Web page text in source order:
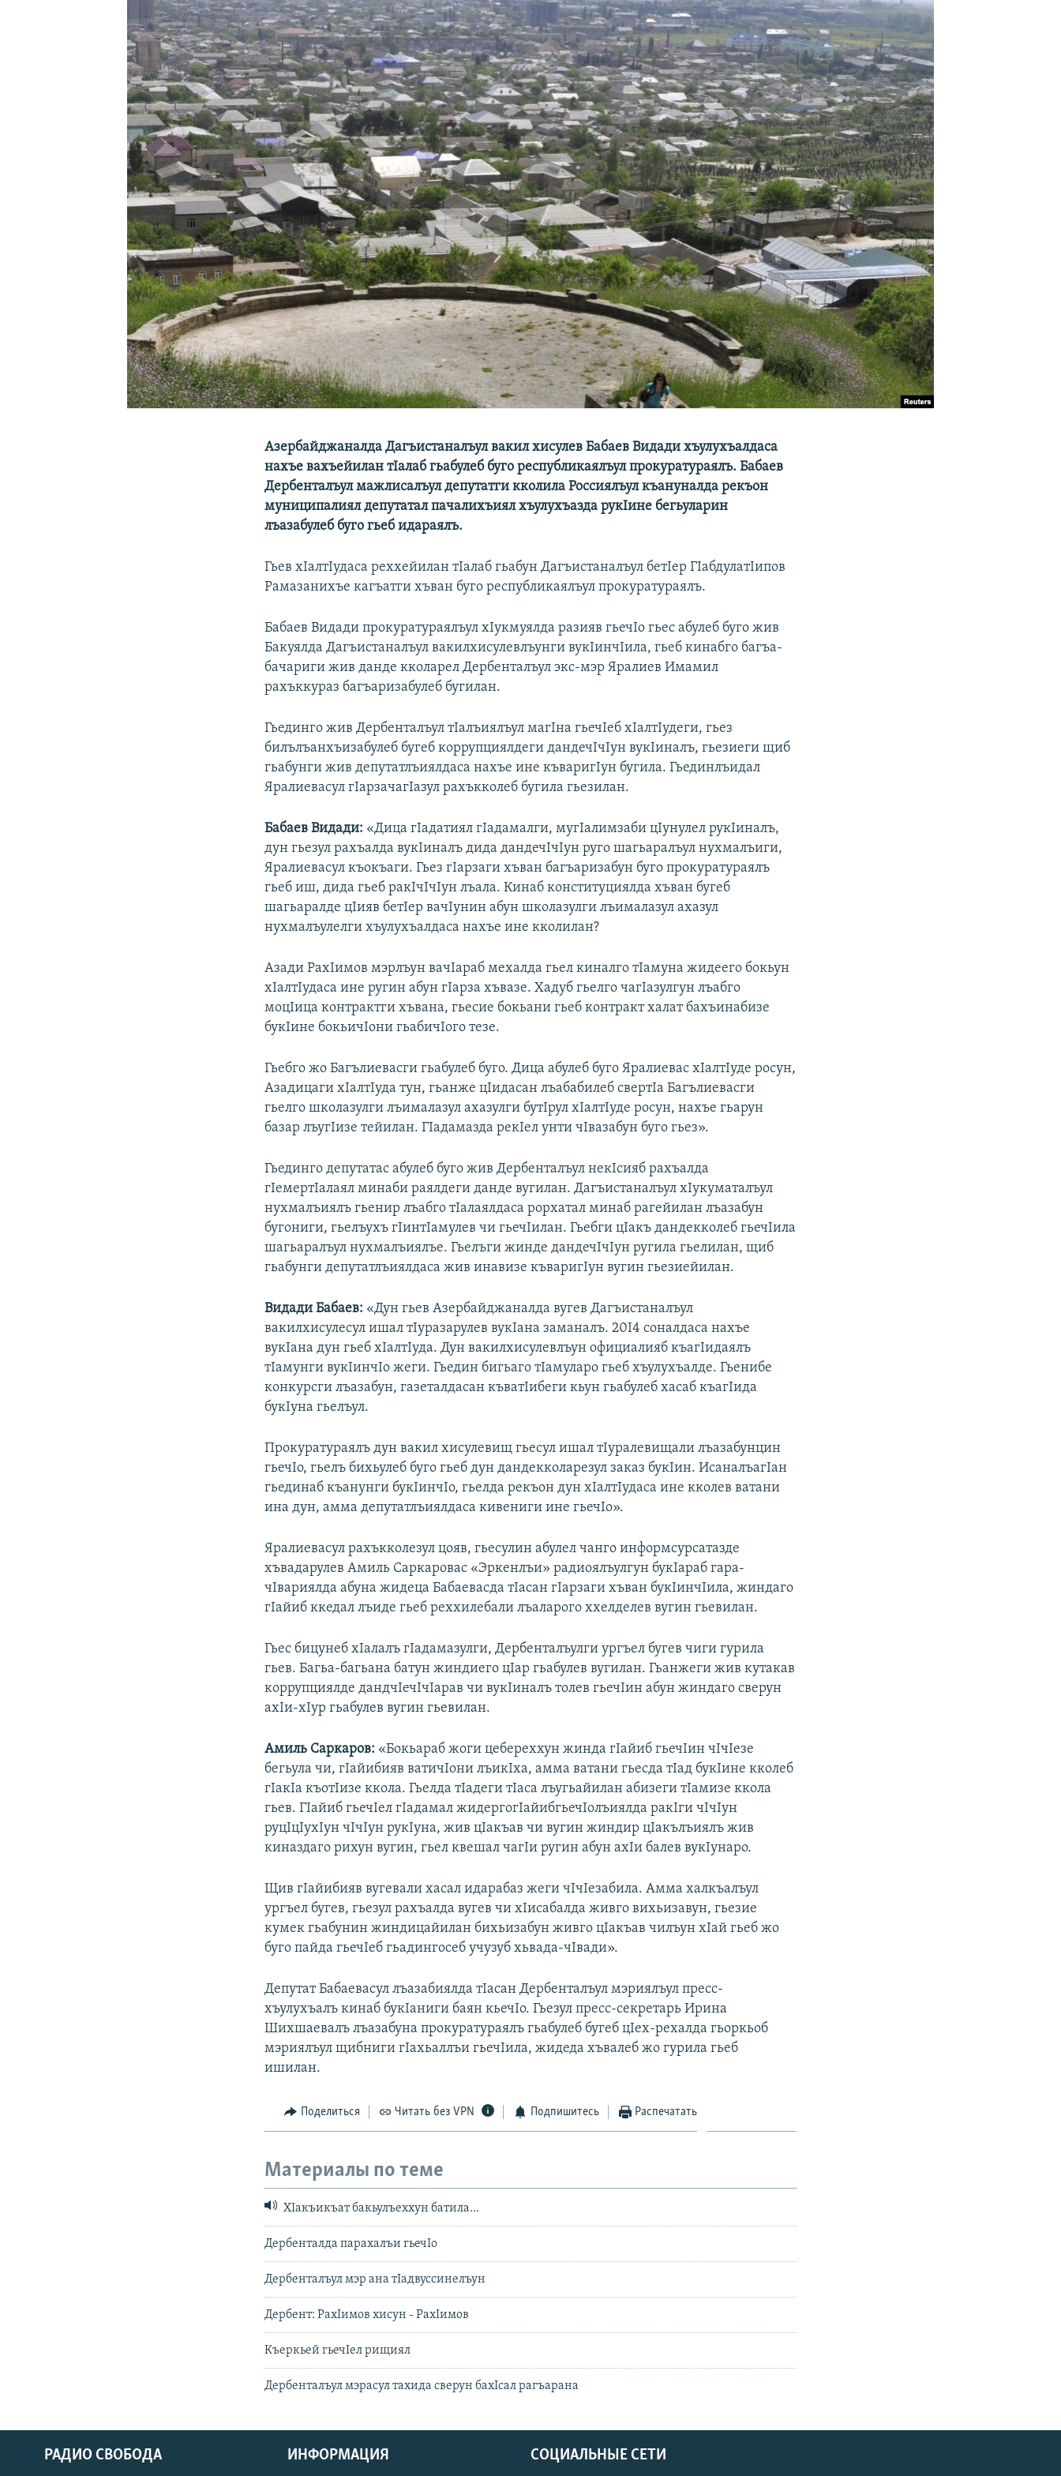
ПОДПИШИТЕСЬ НА РАССЫЛКУ
Азербайджаналда Дагъистаналъул вакил хисулев Бабаев Видади хъулухъалдаса
нахъе вахъейилан тIалаб гьабулеб буго республикаялъул прокуратураялъ. Бабаев
Дербенталъул мажлисалъул депутатги кколила Россиялъул къануналда рекъон
муниципалиял депутатал пачалихъиял хъулухъазда рукIине бегьуларин
лъазабулеб буго гьеб идараялъ.
Гьев хIалтIудаса реххейилан тIалаб гьабун Дагъистаналъул бетIер ГIабдулатIипов
Рамазанихъе кагъатги хъван буго республикаялъул прокуратураялъ.
Бабаев Видади прокуратураялъул хIукмуялда разияв гьечIо гьес абулеб буго жив
Бакуялда Дагъистаналъул вакилхисулевлъунги вукIинчIила, гьеб кинабго багъа-
бачариги жив данде кколарел Дербенталъул экс-мэр Яралиев Имамил
рахъккураз багъаризабулеб бугилан.
Гьединго жив Дербенталъул тIалъиялъул магIна гьечIеб хIалтIудеги, гьез
билълъанхъизабулеб бугеб коррупциялдеги дандечIчIун вукIиналъ, гьезиеги щиб
гьабунги жив депутатлъиялдаса нахъе ине къваригIун бугила. Гьединлъидал
Яралиевасул гIарзачагIазул рахъкколеб бугила гьезилан.
Бабаев Видади: «Дица гIадатиял гIадамалги, мугIалимзаби цIунулел рукIиналъ,
дун гьезул рахъалда вукIиналъ дида дандечIчIун руго шагьаралъул нухмалъиги,
Яралиевасул къокъаги. Гьез гIарзаги хъван багъаризабун буго прокуратураялъ
гьеб иш, дида гьеб ракIчIчIун лъала. Кинаб конституциялда хъван бугеб
шагьаралде цIияв бетIер вачIунин абун школазулги лъималазул ахазул
нухмалъулелги хъулухъалдаса нахъе ине кколилан?
Азади РахIимов мэрлъун вачIараб мехалда гьел киналго тIамуна жидеего бокьун
хIалтIудаса ине ругин абун гIарза хъвазе. Хадуб гьелго чагIазулгун лъабго
моцIица контрактги хъвана, гьесие бокьани гьеб контракт халат бахъинабизе
букIине бокьичIони гьабичIого тезе.
Гьебго жо Багълиевасги гьабулеб буго. Дица абулеб буго Яралиевас хIалтIуде росун,
Азадицаги хIалтIуда тун, гьанже цIидасан лъабабилеб свертIа Багълиевасги
гьелго школазулги лъималазул ахазулги бутIрул хIалтIуде росун, нахъе гьарун
базар лъугIизе тейилан. ГIадамазда рекIел унти чIвазабун буго гьез».
Гьединго депутатас абулеб буго жив Дербенталъул некIсияб рахъалда
гIемертIалаял минаби раялдеги данде вугилан. Дагъистаналъул хIукуматалъул
нухмалъиялъ гьенир лъабго тIалаялдаса рорхатал минаб рагейилан лъазабун
бугониги, гьелъухъ гIинтIамулев чи гьечIилан. Гьебги цIакъ дандекколеб гьечIила
шагьаралъул нухмалъиялъе. Гьелъги жинде дандечIчIун ругила гьелилан, щиб
гьабунги депутатлъиялдаса жив инавизе къваригIун вугин гьезиейилан.
Видади Бабаев: «Дун гьев Азербайджаналда вугев Дагъистаналъул
вакилхисулесул ишал тIуразарулев вукIана заманалъ. 20I4 соналдаса нахъе
вукIана дун гьеб хIалтIуда. Дун вакилхисулевлъун официалияб къагIидаялъ
тIамунги вукIинчIо жеги. Гьедин бигьаго тIамуларо гьеб хъулухъалде. Гьенибе
конкурсги лъазабун, газеталдасан къватIибеги кьун гьабулеб хасаб къагIида
букIуна гьелъул.
Прокуратураялъ дун вакил хисулевищ гьесул ишал тIуралевищали лъазабунцин
гьечIо, гьелъ бихьулеб буго гьеб дун дандекколарезул заказ букIин. ИсаналъагIан
гьединаб къанунги букIинчIо, гьелда рекъон дун хIалтIудаса ине кколев ватани
ина дун, амма депутатлъиялдаса кивениги ине гьечIо».
Яралиевасул рахъкколезул цояв, гьесулин абулел чанго информсурсатазде
хъвадарулев Амиль Саркаровас «Эркенлъи» радиоялъулгун букIараб гара-
чIвариялда абуна жидеца Бабаевасда тIасан гIарзаги хъван букIинчIила, жиндаго
гIайиб ккедал лъиде гьеб реххилебали лъаларого ххелделев вугин гьевилан.
Гьес бицунеб хIалалъ гIадамазулги, Дербенталъулги ургъел бугев чиги гурила
гьев. Багьа-багьана батун жиндиего цIар гьабулев вугилан. Гьанжеги жив кутакав
коррупциялде дандчIечIчIарав чи вукIиналъ толев гьечIин абун жиндаго сверун
ахIи-хIур гьабулев вугин гьевилан.
Амиль Саркаров: «Бокьараб жоги цебереххун жинда гIайиб гьечIин чIчIезе
бегьула чи, гIайибияв ватичIони лъикIха, амма ватани гьесда тIад букIине кколеб
гIакIа къотIизе ккола. Гьелда тIадеги тIаса лъугьайилан абизеги тIамизе ккола
гьев. ГIайиб гьечIел гIадамал жидергогIайибгьечIолъиялда ракIги чIчIун
руцIцIухIун чIчIун рукIуна, жив цIакъав чи вугин жиндир цIакълъиялъ жив
киназдаго рихун вугин, гьел квешал чагIи ругин абун ахIи балев вукIунаро.
Щив гIайибияв вугевали хасал идарабаз жеги чIчIезабила. Амма халкъалъул
ургъел бугев, гьезул рахъалда вугев чи хIисабалда живго вихьизавун, гьезие
кумек гьабунин жиндицайилан бихьизабун живго цIакъав чилъун хIай гьеб жо
буго пайда гьечIеб гьадингосеб учузуб хьвада-чIвади».
Депутат Бабаевасул лъазабиялда тIасан Дербенталъул мэриялъул пресс-
хъулухъалъ кинаб букIаниги баян кьечIо. Гьезул пресс-секретарь Ирина
Шихшаевалъ лъазабуна прокуратураялъ гьабулеб бугеб цIех-рехалда гьоркьоб
мэриялъул щибниги гIахьаллъи гьечIила, жидеда хъвалеб жо гурила гьеб
ишилан.
Поделиться Читать без VPN Подпишитесь Распечатать
Материалы по теме
ХIакъикъат бакьулъеххун батила...
Дербенталда парахалъи гьечIо
Дербенталъул мэр ана тIадвуссинелъун
Дербент: РахIимов хисун - РахIимов
Къеркьей гьечIел рищиял
Дербенталъул мэрасул тахида сверун бахIсал рагъарана
СОЦИАЛЬНЫЕ СЕТИ
РАДИО СВОБОДА ИНФОРМАЦИЯ